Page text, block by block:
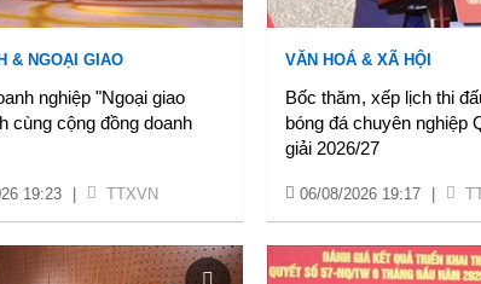
& NGOẠI GIAO
nghiệp "Ngoại giao
cùng cộng đồng doanh
19:23 TTXVN
VĂN HOÁ & XÃ HỘI
Bốc thăm, xếp lịch thi
bóng đá chuyên nghiệp
giải 2026/27
06/08/2026 19:17